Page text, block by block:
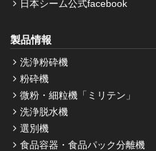
日本シーム公式facebook
製品情報
洗浄粉砕機
粉砕機
微粉・細粒機「ミリテン」
洗浄脱水機
選別機
食品容器・食品パック分離機